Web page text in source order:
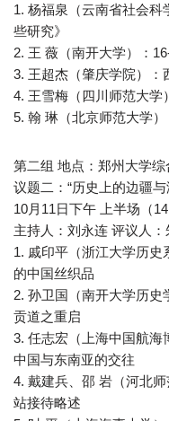
1. 杨福泉（云南省社会
些研究》
2. 王 薇（南开大学）：
3. 王超杰（肇庆学院）：
4. 王雪梅（四川师范大学
5. 翰 琳（北京师范大学
第二组 地点：郑州大学
议题二：“历史上的边疆与
10月11日下午 上半场（
主持人：刘永连 评议人：
1. 戚印平（浙江大学历史
的中国丝织品
2. 孙卫国（南开大学历史
贡道之重启
3. 任志宏（上海中国航海
中国与东南亚的交往
4. 戴建兵、邵 岩（河北
站接待略述